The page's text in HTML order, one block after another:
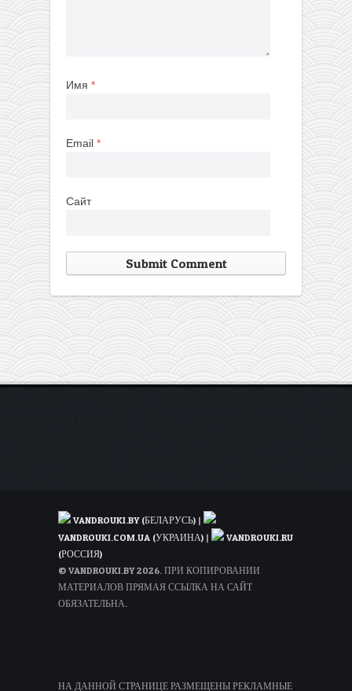
Имя *
Email *
Сайт
VANDROUKI.BY (БЕЛАРУСЬ) |
VANDROUKI.COM.UA (УКРАИНА) |
VANDROUKI.RU
(РОССИЯ)
© VANDROUKI.BY 2026. ПРИ КОПИРОВАНИИ
МАТЕРИАЛОВ ПРЯМАЯ ССЫЛКА НА САЙТ
ОБЯЗАТЕЛЬНА.
НА ДАННОЙ СТРАНИЦЕ РАЗМЕЩЕНЫ РЕКЛАМНЫЕ